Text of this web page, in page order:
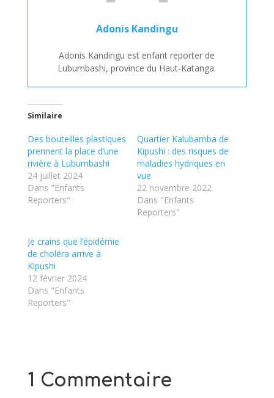
Adonis Kandingu
Adonis Kandingu est enfant reporter de
Lubumbashi, province du Haut-Katanga.
Similaire
Des bouteilles plastiques
prennent la place d’une
rivière à Lubumbashi
24 juillet 2024
Dans "Enfants
Reporters"
Quartier Kalubamba de
Kipushi : des risques de
maladies hydriques en
vue
22 novembre 2022
Dans "Enfants
Reporters"
Je crains que l’épidémie
de choléra arrive à
Kipushi
12 février 2024
Dans "Enfants
Reporters"
1 Commentaire